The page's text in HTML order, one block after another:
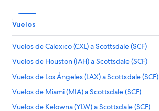
Vuelos
Vuelos de Calexico (CXL) a Scottsdale (SCF)
Vuelos de Houston (IAH) a Scottsdale (SCF)
Vuelos de Los Ángeles (LAX) a Scottsdale (SCF)
Vuelos de Miami (MIA) a Scottsdale (SCF)
Vuelos de Kelowna (YLW) a Scottsdale (SCF)